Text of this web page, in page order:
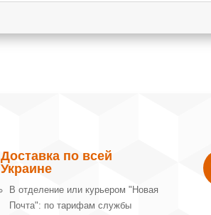
Доставка по всей
Украине
В отделение или курьером "Новая
Почта": по тарифам службы